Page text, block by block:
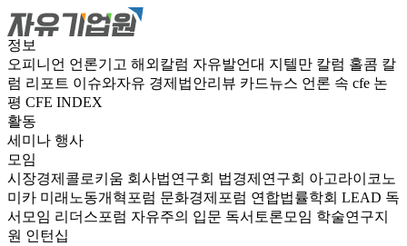
정보
오피니언 언론기고 해외칼럼 자유발언대 지텔만 칼럼 홀콤 칼
럼 리포트 이슈와자유 경제법안리뷰 카드뉴스 언론 속 cfe 논
평 CFE INDEX
활동
세미나 행사
모임
시장경제콜로키움 회사법연구회 법경제연구회 아고라이코노
미카 미래노동개혁포럼 문화경제포럼 연합법률학회 LEAD 독
서모임 리더스포럼 자유주의 입문 독서토론모임 학술연구지
원 인턴십